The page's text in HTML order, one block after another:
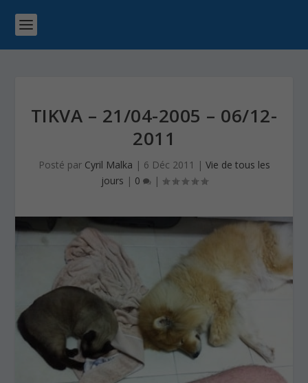
TIKVA – 21/04-2005 – 06/12-
2011
Posté par Cyril Malka | 6 Déc 2011 | Vie de tous les
jours | 0 |